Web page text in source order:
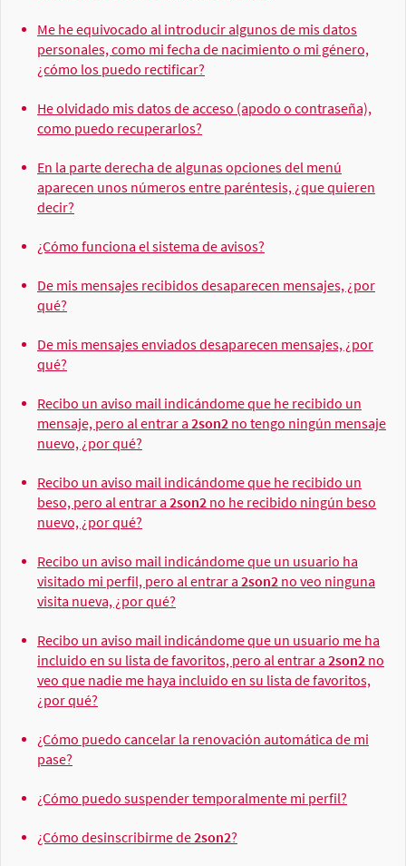
Me he equivocado al introducir algunos de mis datos
personales, como mi fecha de nacimiento o mi género,
¿cómo los puedo rectificar?
He olvidado mis datos de acceso (apodo o contraseña),
como puedo recuperarlos?
En la parte derecha de algunas opciones del menú
aparecen unos números entre paréntesis, ¿que quieren
decir?
¿Cómo funciona el sistema de avisos?
De mis mensajes recibidos desaparecen mensajes, ¿por
qué?
De mis mensajes enviados desaparecen mensajes, ¿por
qué?
Recibo un aviso mail indicándome que he recibido un
mensaje, pero al entrar a 2son2 no tengo ningún mensaje
nuevo, ¿por qué?
Recibo un aviso mail indicándome que he recibido un
beso, pero al entrar a 2son2 no he recibido ningún beso
nuevo, ¿por qué?
Recibo un aviso mail indicándome que un usuario ha
visitado mi perfil, pero al entrar a 2son2 no veo ninguna
visita nueva, ¿por qué?
Recibo un aviso mail indicándome que un usuario me ha
incluido en su lista de favoritos, pero al entrar a 2son2 no
veo que nadie me haya incluido en su lista de favoritos,
¿por qué?
¿Cómo puedo cancelar la renovación automática de mi
pase?
¿Cómo puedo suspender temporalmente mi perfil?
¿Cómo desinscribirme de2son2?